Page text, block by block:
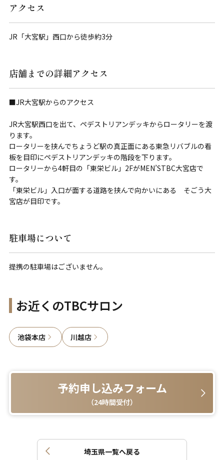
アクセス
JR「大宮駅」西口から徒歩約3分
店舗までの詳細アクセス
■JR大宮駅からのアクセス
JR大宮駅西口を出て、ペデストリアンデッキからロータリーを渡
ります。
ロータリーを挟んでちょうど駅の真正面にある東急リバブルの看
板を目印にペデストリアンデッキの階段を下ります。
ロータリーから4軒目の「東栄ビル」2FがMEN’STBC大宮店で
す。
「東栄ビル」入口が面する道路を挟んで向かいにある そごう大
宮店が目印です。
駐車場について
提携の駐車場はございません。
お近くのTBCサロン
池袋本店 川越店
予約申し込みフォーム
（24時間受付）
埼玉県一覧へ戻る